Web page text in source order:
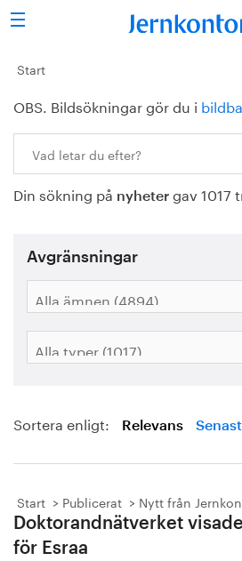
Sök
Stålindustrin
Vision 2050
Forskning/utbildning
Energi/miljö
Vi tycker
Bildbank
Start
OBS. Bildsökningar gör du i
Din sökning på nyheter gav 1017
Avgränsningar
Sortera enligt: Relevans
Start Publicerat Nytt från
Doktorandnätverket
för Esraa